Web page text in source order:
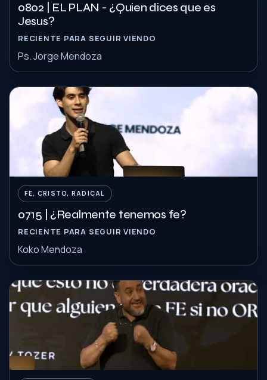
0802 | EL PLAN - ¿Quien dices que es
Jesus?
RECIENTE PARA SEGUIR VIENDO
Ps. Jorge Mendoza
FE, CRISTO, RADICAL
0715 | ¿Realmente tenemos fe?
RECIENTE PARA SEGUIR VIENDO
Koko Mendoza